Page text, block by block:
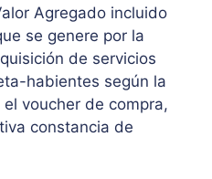
Agregado incluido
se genere por la
de servicios
habientes según la
voucher de compra,
constancia de